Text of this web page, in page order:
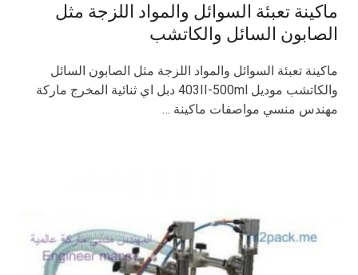
ماكينة تعبئة السوائل والمواد اللزجة مثل
الصابون السائل والكاتشب
ماكينة تعبئة السوائل والمواد اللزجة مثل الصابون السائل
والكاتشب موديل 403II-500ml دبل اي ثنائية المخرج ماركة
مهندس منسي مواصفات ماكينة …